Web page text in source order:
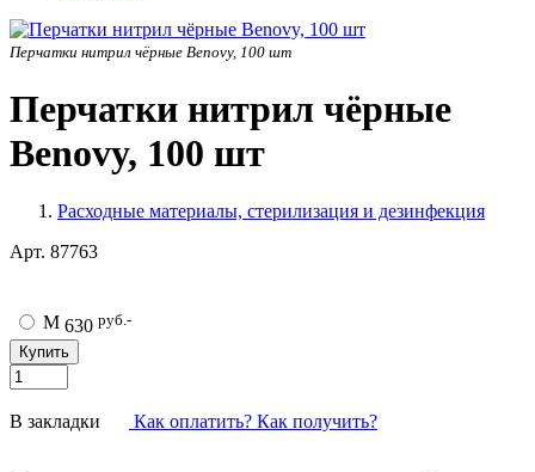
Перчатки нитрил чёрные Benovy, 100 шт
Перчатки нитрил чёрные
Benovy, 100 шт
Расходные материалы, стерилизация и дезинфекция
Арт. 87763
M 630 руб.-
В закладки Как оплатить? Как получить?